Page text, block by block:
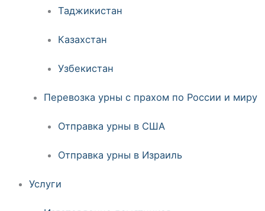
Таджикистан
Казахстан
Узбекистан
Перевозка урны с прахом по России и миру
Отправка урны в США
Отправка урны в Израиль
Услуги